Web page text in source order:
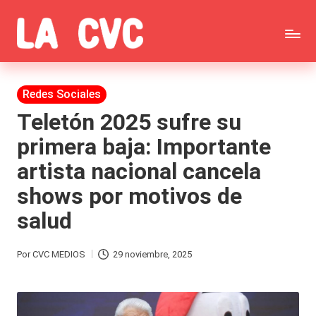
Saltar
al
contenido
C
o
p
u
c
h
a
s
y
Todas
las
noticias
de
la
farándula,
Realitys,
Tierra
Gran
Publicada
en
Redes Sociales
Teletón 2025 sufre su
primera baja: Importante
artista nacional cancela
shows por motivos de
salud
Publicado
PorCVC MEDIOS 29 noviembre, 2025